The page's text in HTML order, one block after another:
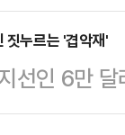
리핑을 …
있는 것
고 8·17 전
기고 상처
지위(TPS)
리아 출신
자의 보호
다.로이터
누르는 '겹악재'
선인 6만
고 있다.